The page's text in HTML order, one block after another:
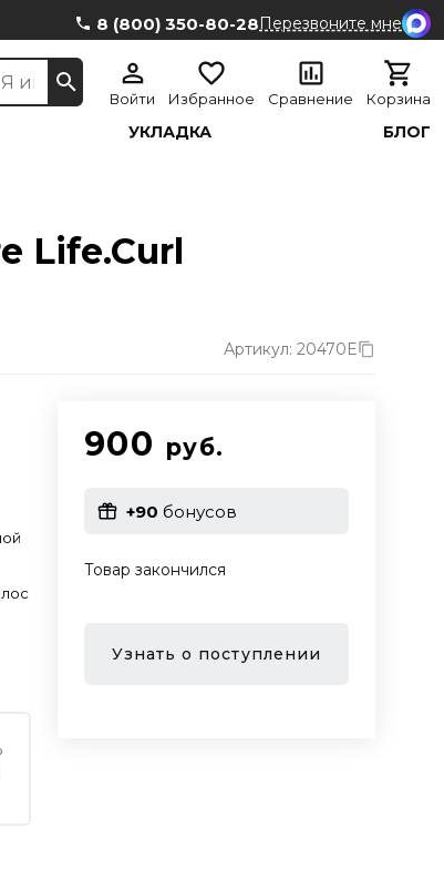
8 (800) 350-80-28Перезвоните мне
Войти Избранное Сравнение Корзина
УКЛАДКА БЛОГ
Life.Curl
Артикул: 20470E
900 руб.
+90 бонусов
Товар закончился
Узнать о поступлении